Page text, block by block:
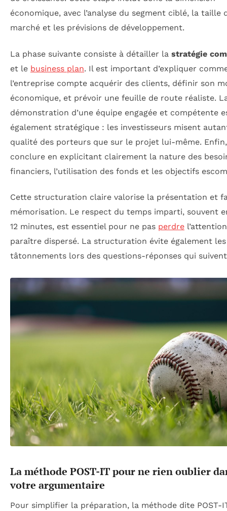
économique, avec l’analyse du segment ciblé, la taille
marché et les prévisions de développement.
La phase suivante consiste à détailler la stratégie
et le business plan. Il est important d’expliquer
l’entreprise compte acquérir des clients, définir son
économique, et prévoir une feuille de route réaliste.
démonstration d’une équipe engagée et compétente
également stratégique : les investisseurs misent
qualité des porteurs que sur le projet lui-même.
conclure en explicitant clairement la nature des
financiers, l’utilisation des fonds et les objectifs
Cette structuration claire valorise la présentation et
mémorisation. Le respect du temps imparti, souvent
12 minutes, est essentiel pour ne pas perdre
paraître dispersé. La structuration évite également les
tâtonnements lors des questions-réponses qui
La méthode POST-IT pour ne rien oublier
votre argumentaire
Pour simplifier la préparation, la méthode dite POST-